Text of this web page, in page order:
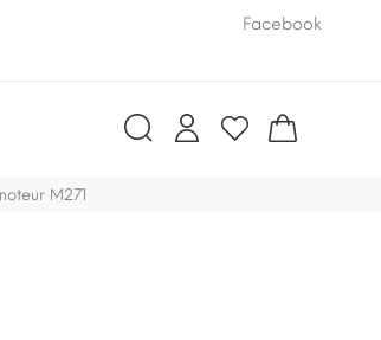
Pensez à nous communiquer le numéro VIN
Facebook
M271